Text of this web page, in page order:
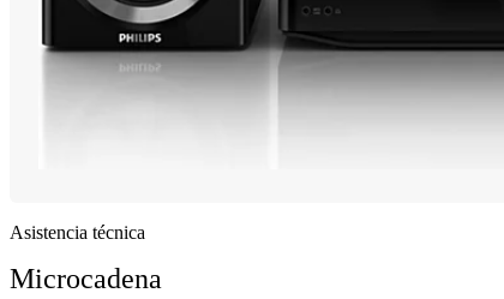
Asistencia técnica
Microcadena